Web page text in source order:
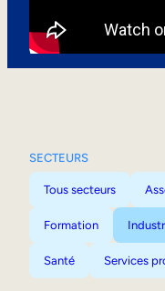
SECTEURS
Tous secteurs
Formation
Santé Services